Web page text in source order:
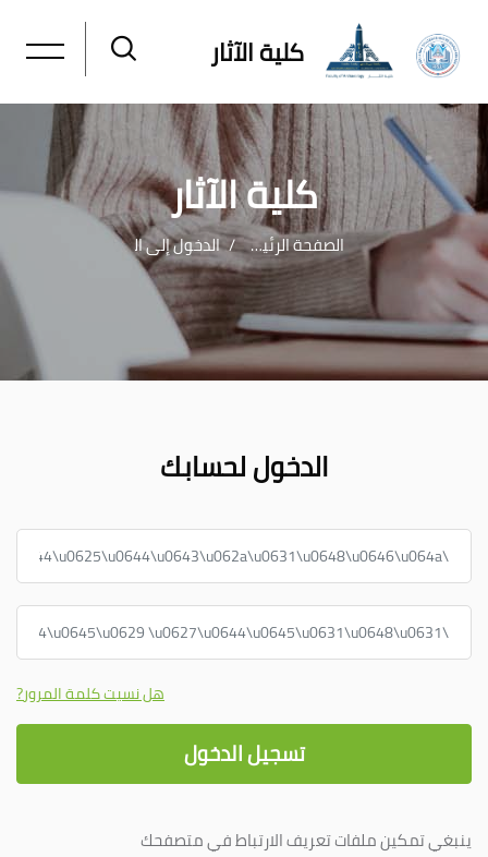
كلية الآثار
كلية الآثار
الصفحة الرئيسية الدخول إلى الموقع
الدخول لحسابك
اسم المُستخدم أو البريد الإلكتروني
كلمة المرور
هل نسيت كلمة المرور?
تسجيل الدخول
ينبغي تمكين ملفات تعريف الارتباط في متصفحك